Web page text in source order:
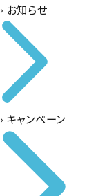
› お知らせ
› キャンペーン